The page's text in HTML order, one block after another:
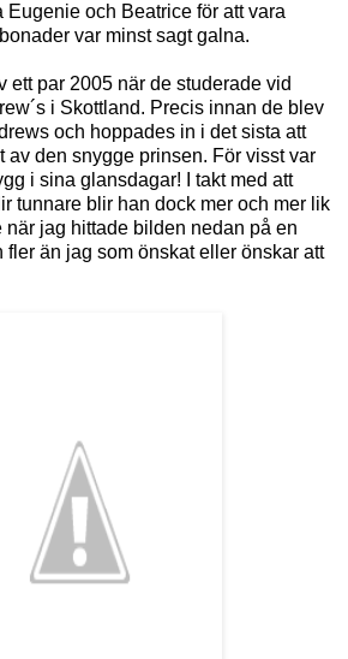
Eugenie och Beatrice för att vara
var minst sagt galna.
ett par 2005 när de studerade vid
i Skottland. Precis innan de blev
och hoppades in i det sista att
av den snygge prinsen. För visst var
i sina glansdagar! I takt med att
tunnare blir han dock mer och mer lik
när jag hittade bilden nedan på en
fler än jag som önskat eller önskar att